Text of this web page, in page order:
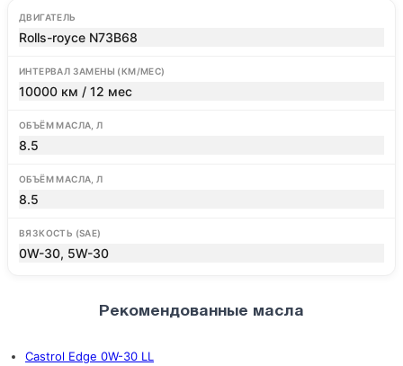
ДВИГАТЕЛЬ
Rolls-royce N73B68
ИНТЕРВАЛ ЗАМЕНЫ (КМ/МЕС)
10000 км / 12 мес
ОБЪЁМ МАСЛА, Л
8.5
ОБЪЁМ МАСЛА, Л
8.5
ВЯЗКОСТЬ (SAE)
0W-30, 5W-30
Рекомендованные масла
Castrol Edge 0W-30 LL